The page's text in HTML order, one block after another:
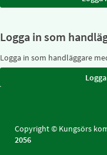
Logga in som
Logga in som handläggare
Copyright © Kungsörs
2056